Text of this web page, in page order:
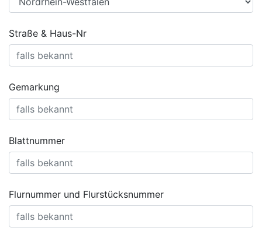
Straße & Haus-Nr
Gemarkung
Blattnummer
Flurnummer und Flurstücksnummer